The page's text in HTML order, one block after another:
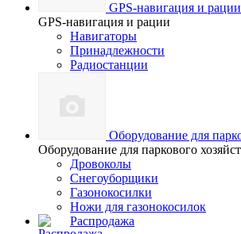
GPS-навигация и рации
GPS-навигация и рации
Навигаторы
Принадлежности
Радиостанции
Оборудование для
Оборудование для паркового
Дровоколы
Снегоуборщики
Газонокосилки
Ножи для газонокосилок
Распродажа